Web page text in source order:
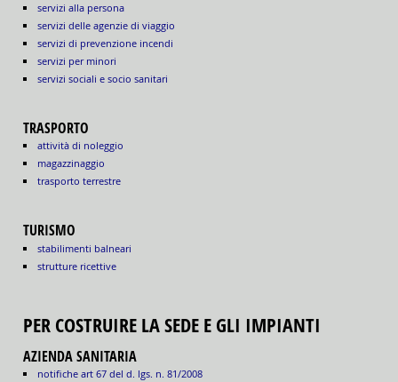
servizi alla persona
servizi delle agenzie di viaggio
servizi di prevenzione incendi
servizi per minori
servizi sociali e socio sanitari
TRASPORTO
attività di noleggio
magazzinaggio
trasporto terrestre
TURISMO
stabilimenti balneari
strutture ricettive
PER COSTRUIRE LA SEDE E GLI IMPIANTI
AZIENDA SANITARIA
notifiche art 67 del d. lgs. n. 81/2008